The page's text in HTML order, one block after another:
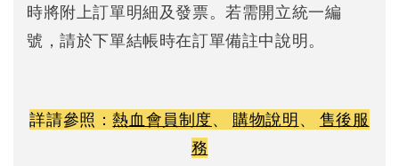
時將附上訂單明細及發票。若需開立統一編
號，請於下單結帳時在訂單備註中說明。
詳請參照：熱血會員制度、 購物說明、 售後服
務